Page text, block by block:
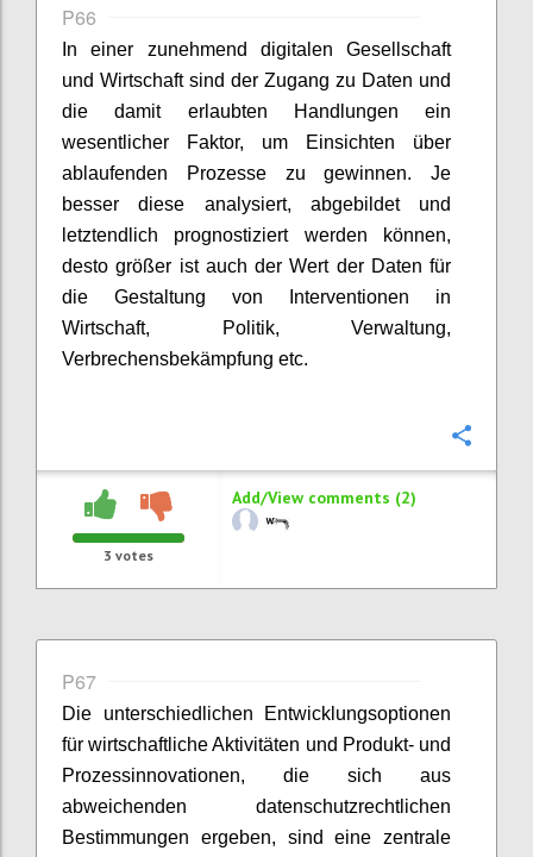
P66
In einer zunehmend digitalen Gesellschaft
und Wirtschaft sind der Zugang zu Daten und
die damit erlaubten Handlungen ein
wesentlicher Faktor, um Einsichten über
ablaufenden Prozesse zu gewinnen. Je
besser diese analysiert, abgebildet und
letztendlich prognostiziert werden können,
desto größer ist auch der Wert der Daten für
die Gestaltung von Interventionen in
Wirtschaft, Politik, Verwaltung,
Verbrechensbekämpfung etc.
3 votes
Add/View comments (2)
P67
Die unterschiedlichen Entwicklungsoptionen
für wirtschaftliche Aktivitäten und Produkt- und
Prozessinnovationen, die sich aus
abweichenden datenschutzrechtlichen
Bestimmungen ergeben, sind eine zentrale